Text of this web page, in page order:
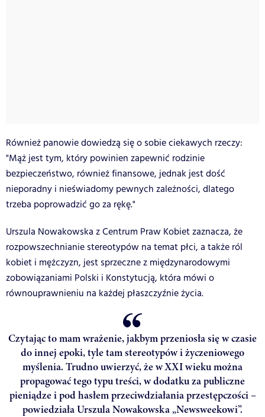
Również panowie dowiedzą się o sobie ciekawych rzeczy:
"Mąż jest tym, który powinien zapewnić rodzinie
bezpieczeństwo, również finansowe, jednak jest dość
nieporadny i nieświadomy pewnych zależności, dlatego
trzeba poprowadzić go za rękę."
Urszula Nowakowska z Centrum Praw Kobiet zaznacza, że
rozpowszechnianie stereotypów na temat płci, a także ról
kobiet i mężczyzn, jest sprzeczne z międzynarodowymi
zobowiązaniami Polski i Konstytucją, która mówi o
równouprawnieniu na każdej płaszczyźnie życia.
Czytając to mam wrażenie, jakbym przeniosła się w czasie
do innej epoki, tyle tam stereotypów i życzeniowego
myślenia. Trudno uwierzyć, że w XXI wieku można
propagować tego typu treści, w dodatku za publiczne
pieniądze i pod hasłem przeciwdziałania przestępczości –
powiedziała Urszula Nowakowska „Newsweekowi”.